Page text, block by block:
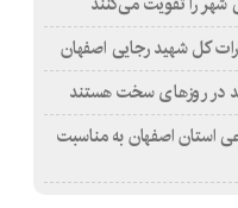
کل شهید رجایی اصفهان
در روزهای سخت هستند
استان اصفهان به مناسبت